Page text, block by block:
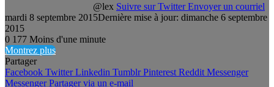
@lex Suivre sur Twitter Envoyer un courriel
mardi 8 septembre 2015Dernière mise à jour: dimanche 6 septembre
2015
0 177 Moins d'une minute
Montrez plus
Partager
Facebook Twitter Linkedin Tumblr Pinterest Reddit Messenger
Messenger Partager via un e-mail